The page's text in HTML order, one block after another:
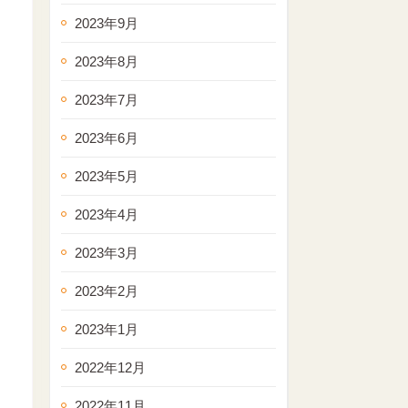
2023年9月
2023年8月
2023年7月
2023年6月
2023年5月
2023年4月
2023年3月
2023年2月
2023年1月
2022年12月